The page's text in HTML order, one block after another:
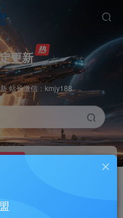
更新
站长微信：kmjy188
工作流主页